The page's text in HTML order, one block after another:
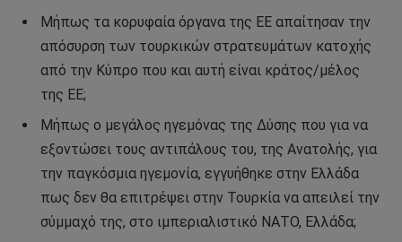
Μήπως τα κορυφαία όργανα της ΕΕ απαίτησαν την
απόσυρση των τουρκικών στρατευμάτων κατοχής
από την Κύπρο που και αυτή είναι κράτος/μέλος
της ΕΕ;
Μήπως ο μεγάλος ηγεμόνας της Δύσης που για να
εξοντώσει τους αντιπάλους του, της Ανατολής, για
την παγκόσμια ηγεμονία, εγγυήθηκε στην Ελλάδα
πως δεν θα επιτρέψει στην Τουρκία να απειλεί την
σύμμαχό της, στο ιμπεριαλιστικό ΝΑΤΟ, Ελλάδα;